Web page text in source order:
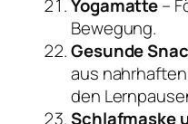
Yogamatte–
Bewegung.
Gesunde
aus
den
Schlafmaske